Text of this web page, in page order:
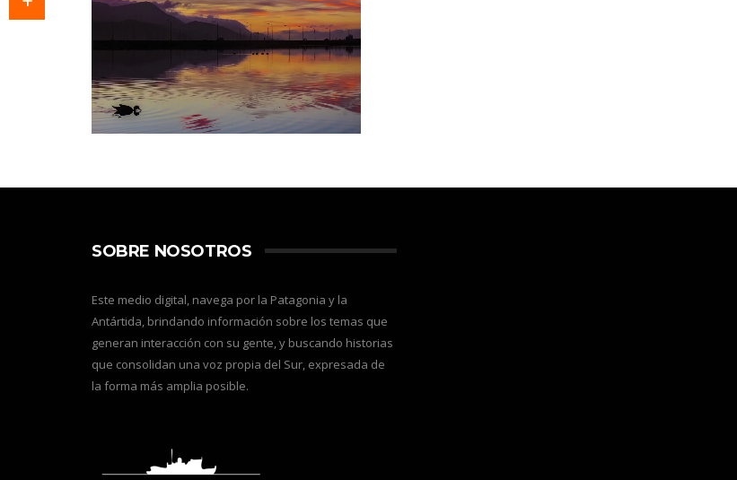
SOBRE NOSOTROS
Este medio digital, navega por la Patagonia y la
Antártida, brindando información sobre los temas que
generan interacción con su gente, y buscando historias
que consolidan una voz propia del Sur, expresada de
la forma más amplia posible.